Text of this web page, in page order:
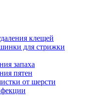
клещей
для стрижки
запаха
пятен
от шерсти